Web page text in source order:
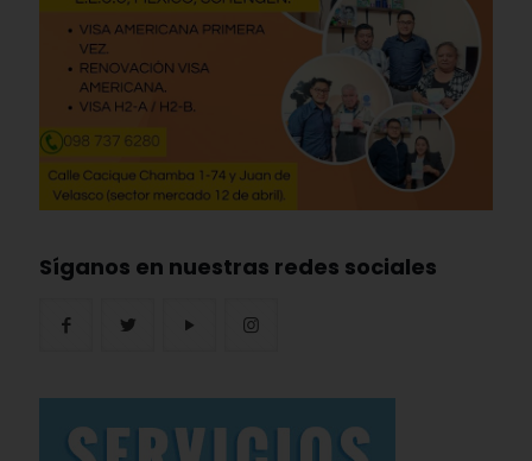
Síganos en nuestras redes sociales